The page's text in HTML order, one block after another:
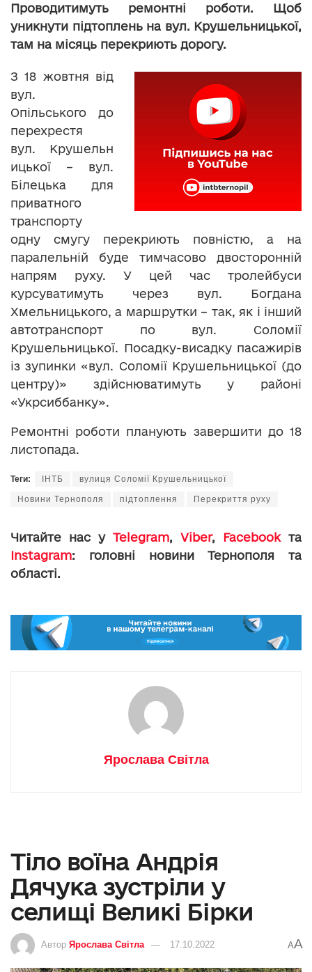
Проводитимуть ремонтні роботи. Щоб
уникнути підтоплень на вул. Крушельницької,
там на місяць перекриють дорогу.
З 18 жовтня від
вул.
Опільського до
перехрестя
вул. Крушельн
ицької – вул.
Білецька для
приватного
транспорту
одну смугу перекриють повністю, а на
паралельній буде тимчасово двосторонній
напрям руху. У цей час тролейбуси
курсуватимуть через вул. Богдана
Хмельницького, а маршрутки – так, як і інший
автотранспорт по вул. Соломії
Крушельницької. Посадку-висадку пасажирів
із зупинки «вул. Соломії Крушельницької (до
центру)» здійснюватимуть у районі
«Укрсиббанку».
Ремонтні роботи планують завершити до 18
листопада.
Теги: ІНТБ вулиця Соломії Крушельницької
Новини Тернополя підтоплення Перекриття руху
Читайте нас у Telegram, Viber, Facebookта
Instagram: головні новини Тернополя та
області.
Ярослава Світла
Тіло воїна Андрія
Дячука зустріли у
селищі Великі Бірки
Автор Ярослава Світла 17.10.2022 AA